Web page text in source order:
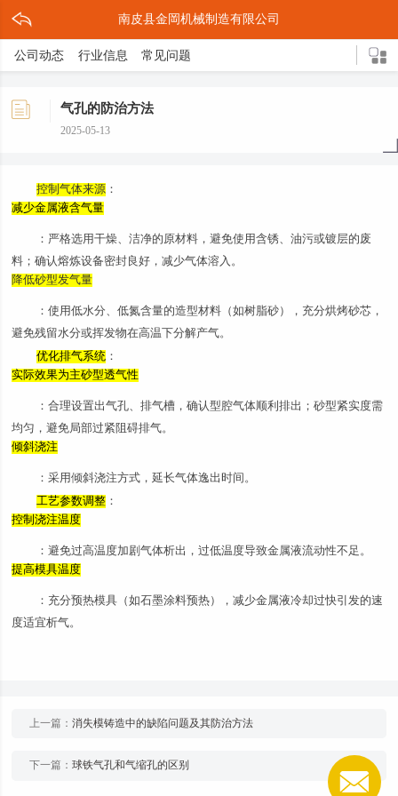
南皮县金岡机械制造有限公司
公司动态 行业信息 常见问题
气孔的防治方法
2025-05-13
控制气体来源 ：
减少金属液含气量
：严格选用干燥、洁净的原材料，避免使用含锈、油污或镀层的废
料；确认熔炼设备密封良好，减少气体溶入。
降低砂型发气量
：使用低水分、低氮含量的造型材料（如树脂砂），充分烘烤砂芯，
避免残留水分或挥发物在高温下分解产气。
优化排气系统 ：
实际效果为主砂型透气性
：合理设置出气孔、排气槽，确认型腔气体顺利排出；砂型紧实度需
均匀，避免局部过紧阻碍排气。
倾斜浇注
：采用倾斜浇注方式，延长气体逸出时间。
工艺参数调整 ：
控制浇注温度
：避免过高温度加剧气体析出，过低温度导致金属液流动性不足。
提高模具温度
：充分预热模具（如石墨涂料预热），减少金属液冷却过快引发的速
度适宜析气。
上一篇：消失模铸造中的缺陷问题及其防治方法
下一篇：球铁气孔和气缩孔的区别